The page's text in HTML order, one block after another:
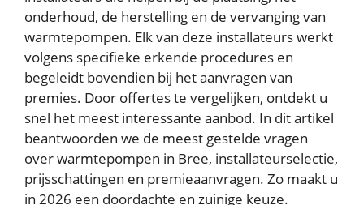
onderhoud, de herstelling en de vervanging van
warmtepompen. Elk van deze installateurs werkt
volgens specifieke erkende procedures en
begeleidt bovendien bij het aanvragen van
premies. Door offertes te vergelijken, ontdekt u
snel het meest interessante aanbod. In dit artikel
beantwoorden we de meest gestelde vragen
over warmtepompen in Bree, installateurselectie,
prijsschattingen en premieaanvragen. Zo maakt u
in 2026 een doordachte en zuinige keuze.